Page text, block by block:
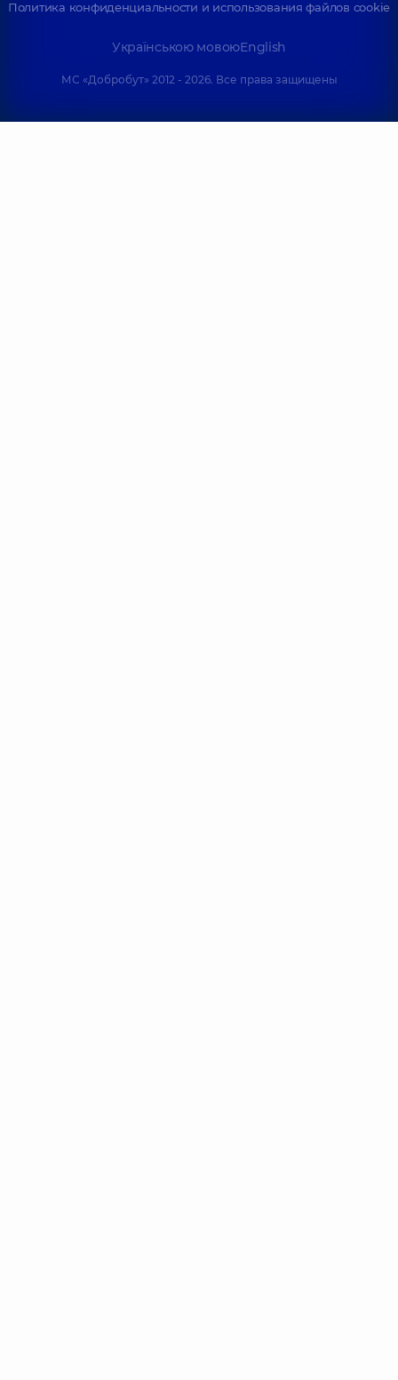
Политика конфиденциальности и использования файлов cookie
Українською мовоюEnglish
МС «Добробут» 2012 - 2026. Все права защищены